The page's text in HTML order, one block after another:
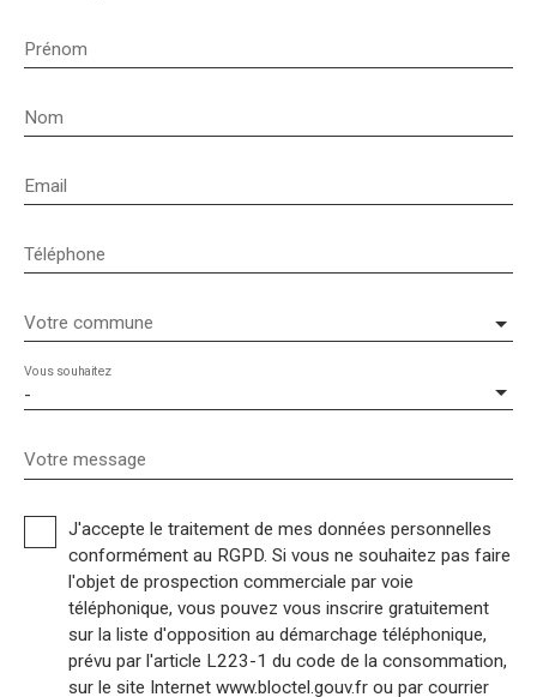
Prénom
Nom
Email
Téléphone
Votre commune
-
Vous souhaitez
Votre message
J'accepte le traitement de mes données personnelles
conformément au RGPD. Si vous ne souhaitez pas faire
l'objet de prospection commerciale par voie
téléphonique, vous pouvez vous inscrire gratuitement
sur la liste d'opposition au démarchage téléphonique,
prévu par l'article L223-1 du code de la consommation,
sur le site Internet www.bloctel.gouv.fr ou par courrier